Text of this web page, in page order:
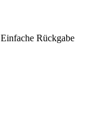
Einfache Rückgabe